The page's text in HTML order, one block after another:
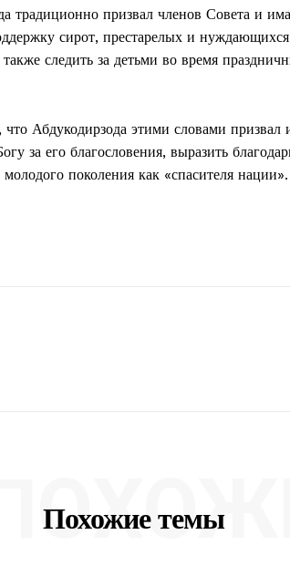
традиционно призвал членов Совета и
сирот, престарелых и нуждающихся
следить за детьми во время
Абдукодирзода этими словами призвал
за его благословения, выразить
поколения как «спасителя нации».
Похожие темы